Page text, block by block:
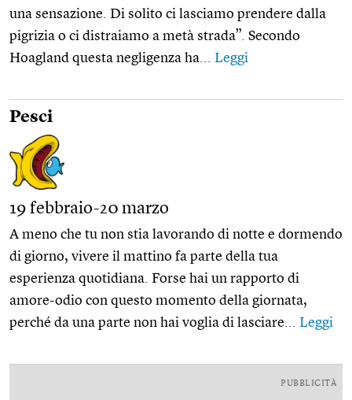
una sensazione. Di solito ci lasciamo prendere dalla
pigrizia o ci distraiamo a metà strada”. Secondo
Hoagland questa negligenza ha... Leggi
Pesci
19 febbraio-20 marzo
A meno che tu non stia lavorando di notte e dormendo
di giorno, vivere il mattino fa parte della tua
esperienza quotidiana. Forse hai un rapporto di
amore-odio con questo momento della giornata,
perché da una parte non hai voglia di lasciare... Leggi
PUBBLICITÀ